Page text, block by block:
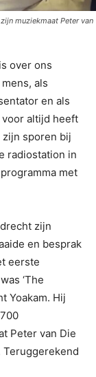
muziekmaat Peter van
over ons
als
en als
voor altijd heeft
zijn sporen bij
radiostation in
met
zijn
en besprak
eerste
‘The
Yoakam. Hij
Peter van Die